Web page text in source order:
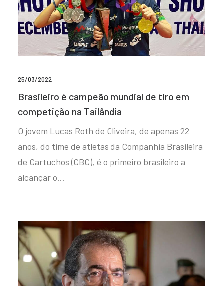
25/03/2022
Brasileiro é campeão mundial de tiro em
competição na Tailândia
O jovem Lucas Roth de Oliveira, de apenas 22
anos, do time de atletas da Companhia Brasileira
de Cartuchos (CBC), é o primeiro brasileiro a
alcançar o…